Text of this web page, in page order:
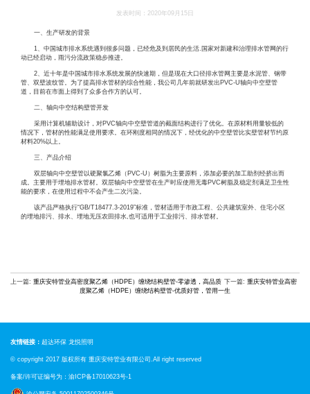
发表时间：2020年09月15日
一、生产研发的背景
1、中国城市排水系统遇到很多问题，已经危及到居民的生活.国家对新建和治理排水管网的行
动已经启动，雨污分流政策稳步推进。
2、近十年是中国城市排水系统发展的快速期，但是现在大口径排水管网主要是水泥管、钢带
管、双壁波纹管。为了提高排水管材的综合性能，我公司几年前就研发出PVC-U轴向中空壁管
道，目前在市面上得到了众多合作方的认可。
二、轴向中空结构壁管开发
采用计算机辅助设计，对PVC轴向中空壁管道的截面结构进行了优化。在原材料用量较低的
情况下，管材的性能满足使用要求。在环刚度相同的情况下，经优化的中空壁管比实壁管材节约原
材料20%以上。
三、产品介绍
双层轴向中空壁管以硬聚氯乙烯（PVC-U）树脂为主要原料，添加必要的加工助剂经挤出而
成。主要用于埋地排水管材。双层轴向中空壁管在生产时应使用无毒PVC树脂及稳定剂满足卫生性
能的要求，在使用过程中不会产生二次污染。
该产品严格执行“GB/T18477.3-2019”标准，管材适用于市政工程、公共建筑室外、住宅小区
的埋地排污、排水、埋地无压农田排水,也可适用于工业排污、排水管材。
上一篇: 重庆安特管业高密度聚乙烯（HDPE）缠绕结构壁管-零渗透，高品质 下一篇: 重庆安特管业高密
度聚乙烯（HDPE）缠绕结构壁管-优质好管，管用一生
友情链接： 超达环保 龙悦照明
© copyright 2017 版权所有 重庆安特管业有限公司.All right reserved
备案/许可证编号为： 渝ICP备17010623号-1